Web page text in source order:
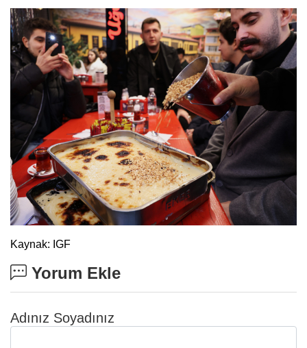
Kaynak: IGF
Yorum Ekle
Adınız Soyadınız